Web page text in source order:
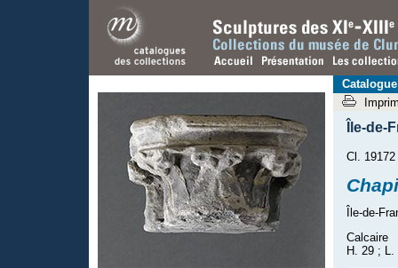
Île-de-
Cl. 19172
Île-de-
Calcaire
H. 29 ;
Catalogue